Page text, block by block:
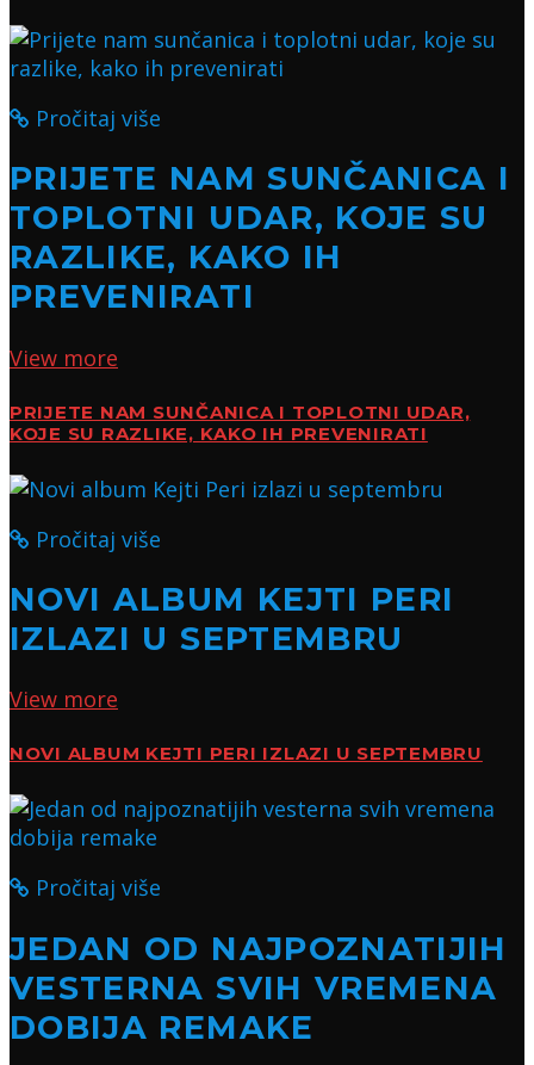
Pročitaj više
PRIJETE NAM SUNČANICA I
TOPLOTNI UDAR, KOJE SU
RAZLIKE, KAKO IH
PREVENIRATI
View more
PRIJETE NAM SUNČANICA I TOPLOTNI UDAR,
KOJE SU RAZLIKE, KAKO IH PREVENIRATI
Pročitaj više
NOVI ALBUM KEJTI PERI
IZLAZI U SEPTEMBRU
View more
NOVI ALBUM KEJTI PERI IZLAZI U SEPTEMBRU
Pročitaj više
JEDAN OD NAJPOZNATIJIH
VESTERNA SVIH VREMENA
DOBIJA REMAKE